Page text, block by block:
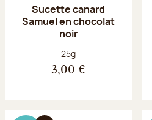
Sucette canard
Samuel en chocolat
noir
Poids net :
25g
3,00 €